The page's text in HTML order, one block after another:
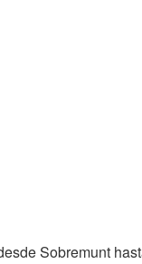
Sobremunt